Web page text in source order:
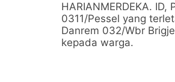
HARIANMERDEKA.
0311/Pessel yang
Danrem 032/Wbr
kepada warga.